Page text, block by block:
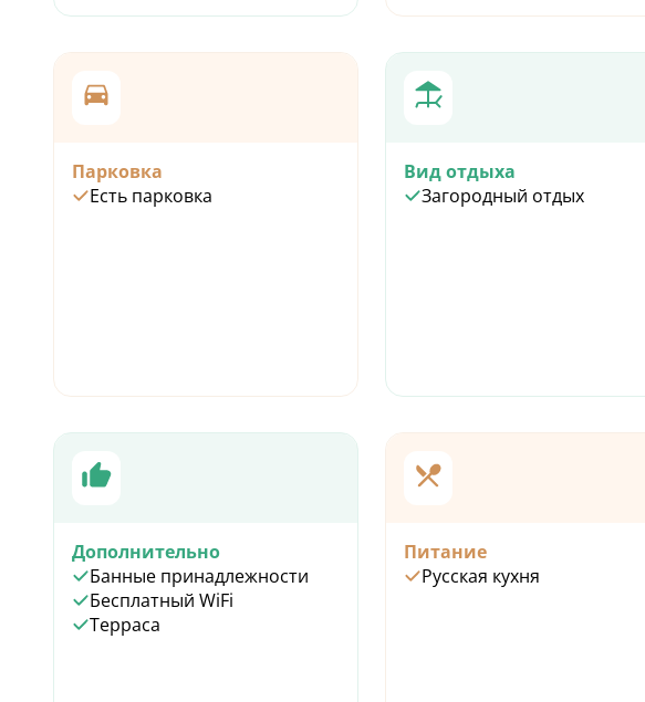
Парковка
Есть парковка
Вид отдыха
Загородный отдых
Дополнительно
Банные принадлежности
Бесплатный WiFi
Терраса
Питание
Русская кухня